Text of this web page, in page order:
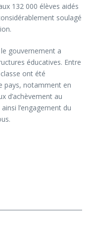
132 000 élèves aidés
soulagé
gouvernement a
éducatives. Entre
ont été
pays, notamment en
d’achèvement au
l’engagement du